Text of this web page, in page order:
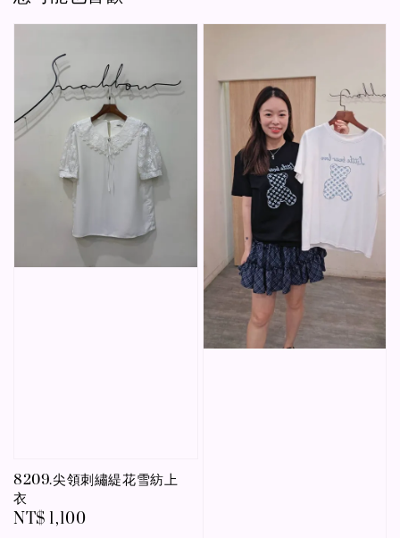
8209.尖領刺繡緹花雪紡上
衣
Regular
NT$ 1,100